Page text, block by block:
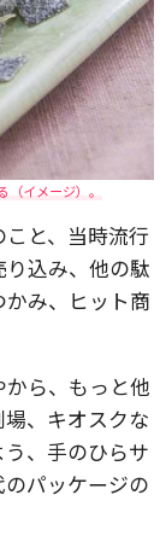
イメージ）。
と、当時流行
込み、他の駄
み、ヒット商
ら、もっと他
、キオスクな
、手のひらサ
パッケージの